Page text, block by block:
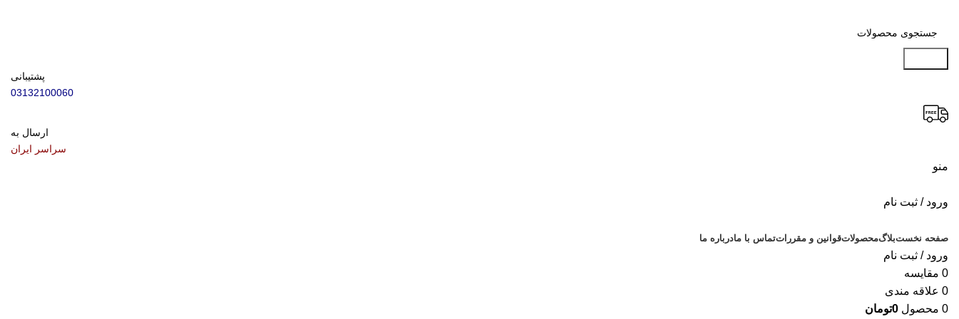
پشتیبانی
03132100060
ارسال به
سراسر ایران
منو
ورود / ثبت نام
صفحه نخستبلاگمحصولاتقوانین و مقرراتتماس با مادرباره ما
ورود / ثبت نام
0 مقایسه
0 علاقه مندی
0 محصول 0تومان